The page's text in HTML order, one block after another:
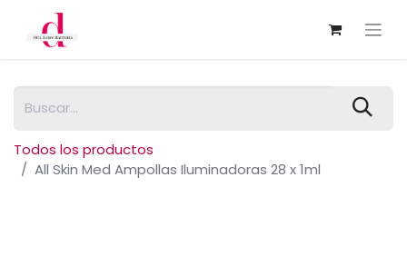
Todos los productos
All Skin Med Ampollas Iluminadoras 28 x 1ml